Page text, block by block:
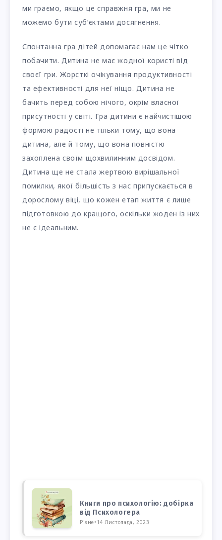
ми граємо, якщо це справжня гра, ми не
можемо бути суб’єктами досягнення.
Спонтанна гра дітей допомагає нам це чітко
побачити. Дитина не має жодної користі від
своєї гри. Жорсткі очікування продуктивності
та ефективності для неї ніщо. Дитина не
бачить перед собою нічого, окрім власної
присутності у світі. Гра дитини є найчистішою
формою радості не тільки тому, що вона
дитина, але й тому, що вона повністю
захоплена своїм щохвилинним досвідом.
Дитина ще не стала жертвою вирішальної
помилки, якої більшість з нас припускається в
дорослому віці, що кожен етап життя є лише
підготовкою до кращого, оскільки жоден із них
не є ідеальним.
Книги про психологію: добірка
від Психологера
Різне• 14 Листопада, 2023